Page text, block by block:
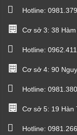
Hotline:
Cơ sở 3: 38
Hotline:
Cơ sở 4: 90
Hotline:
Cơ sở 5: 19 Hàn
Hotline: